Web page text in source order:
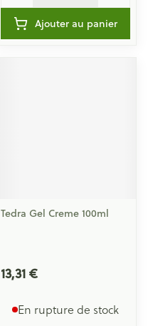
Ajouter au panier
Tedra Gel Creme 100ml
13,31 €
En rupture de stock